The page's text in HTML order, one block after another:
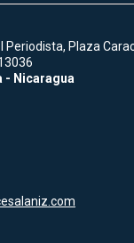
Periodista, Plaza
- Nicaragua